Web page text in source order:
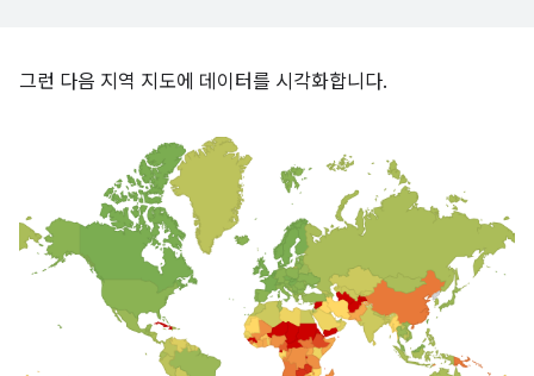
그런 다음 지역 지도에 데이터를 시각화합니다.